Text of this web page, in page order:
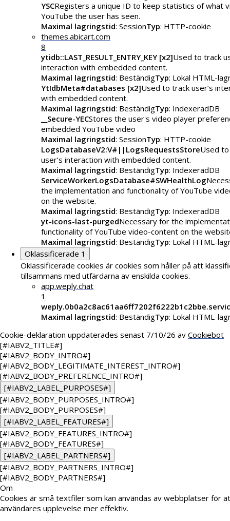
YSCRegisters a unique ID to keep statistics of what
YouTube the user has seen.
Maximal lagringstid: SessionTyp: HTTP-cookie
themes.abicart.com
8
ytidb::LAST_RESULT_ENTRY_KEY [x2]Used to track
interaction with embedded content.
Maximal lagringstid: BeständigTyp: Lokal HTML-
YtIdbMeta#databases [x2]Used to track user’s
with embedded content.
Maximal lagringstid: BeständigTyp: IndexeradDB
__Secure-YECStores the user's video player
embedded YouTube video
Maximal lagringstid: SessionTyp: HTTP-cookie
LogsDatabaseV2:V#||LogsRequestsStoreUsed
user’s interaction with embedded content.
Maximal lagringstid: BeständigTyp: IndexeradDB
ServiceWorkerLogsDatabase#SWHealthLog
the implementation and functionality of YouTube
on the website.
Maximal lagringstid: BeständigTyp: IndexeradDB
yt-icons-last-purgedNecessary for the
functionality of YouTube video-content on the
Maximal lagringstid: BeständigTyp: Lokal HTML-
Oklassificerade 1
Oklassificerade cookies är cookies som håller på att
tillsammans med utfärdarna av enskilda cookies.
app.weply.chat
1
Maximal lagringstid: BeständigTyp: Lokal HTML-
Cookie-deklaration uppdaterades senast 7/10/26 av Cookiebot
[#IABV2_TITLE#]
[#IABV2_BODY_INTRO#]
[#IABV2_BODY_LEGITIMATE_INTEREST_INTRO#]
[#IABV2_BODY_PREFERENCE_INTRO#]
[#IABV2_LABEL_PURPOSES#]
[#IABV2_BODY_PURPOSES_INTRO#]
[#IABV2_BODY_PURPOSES#]
[#IABV2_LABEL_FEATURES#]
[#IABV2_BODY_FEATURES_INTRO#]
[#IABV2_BODY_FEATURES#]
[#IABV2_LABEL_PARTNERS#]
[#IABV2_BODY_PARTNERS_INTRO#]
[#IABV2_BODY_PARTNERS#]
Om
Cookies är små textfiler som kan användas av webbplatser för
användares upplevelse mer effektiv.